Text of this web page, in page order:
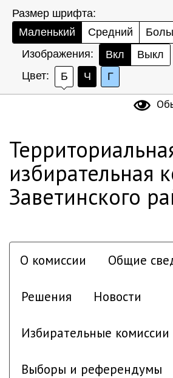
Размер шрифта:
Маленький
Средний
Изображения:
Вкл
Выкл
Цвет:
Б Ч Г
избирательная
Заветинского
О комиссии Общие
Решения Новости
Избирательные комиссии
Выборы и референдумы